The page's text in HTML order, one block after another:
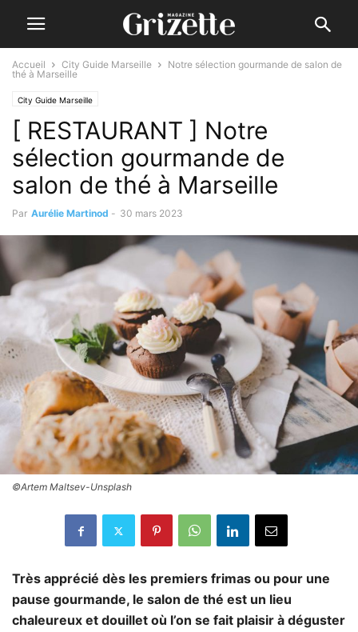
Accueil City Guide Marseille
Notre sélection gourmande de salon de
thé à Marseille
City Guide Marseille
[ RESTAURANT ] Notre
sélection gourmande de
salon de thé à Marseille
Par Aurélie Martinod - 30 mars 2023
©Artem Maltsev-Unsplash
Très apprécié dès les premiers frimas ou pour une
pause gourmande, le salon de thé est un lieu
chaleureux et douillet où l’on se fait plaisir à déguster